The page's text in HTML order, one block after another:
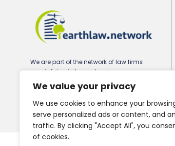
We value your privacy
We use cookies to enhance your
serve personalized ads or content, and
traffic. By clicking "Accept All", you
of cookies.
We are part of the network of law firms
specializing in town planning,
environmental and real estate law
earthlaw.network